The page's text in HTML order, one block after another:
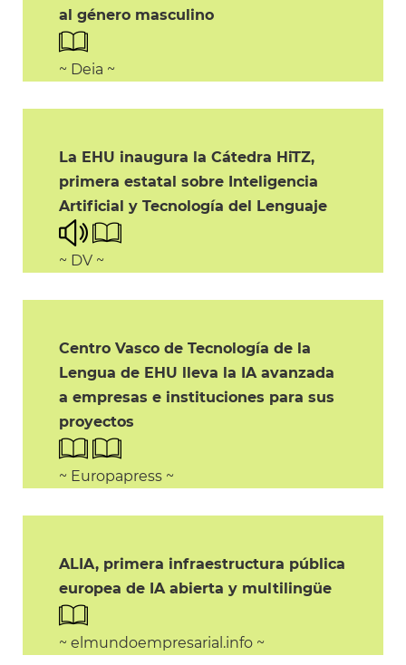
al género masculino
~ Deia ~
La EHU inaugura la Cátedra HiTZ,
primera estatal sobre Inteligencia
Artificial y Tecnología del Lenguaje
~ DV ~
Centro Vasco de Tecnología de la
Lengua de EHU lleva la IA avanzada
a empresas e instituciones para sus
proyectos
~ Europapress ~
ALIA, primera infraestructura pública
europea de IA abierta y multilingüe
~ elmundoempresarial.info ~